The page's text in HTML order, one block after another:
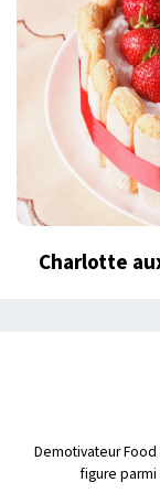
Charlotte
Demotivateur
figure parmi